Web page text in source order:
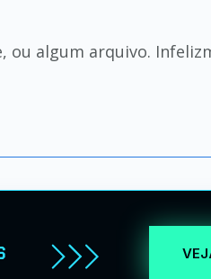
ou algum arquivo.